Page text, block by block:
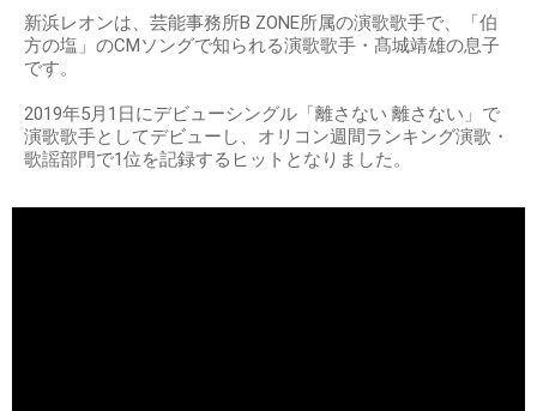
新浜レオンは、芸能事務所B ZONE所属の演歌歌手で、「伯
方の塩」のCMソングで知られる演歌歌手・髙城靖雄の息子
です。
2019年5月1日にデビューシングル「離さない 離さない」で
演歌歌手としてデビューし、オリコン週間ランキング演歌・
歌謡部門で1位を記録するヒットとなりました。